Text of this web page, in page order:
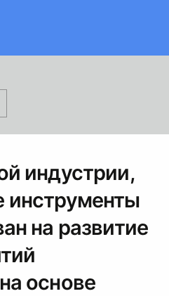
индустрии,
инструменты
на развитие
основе